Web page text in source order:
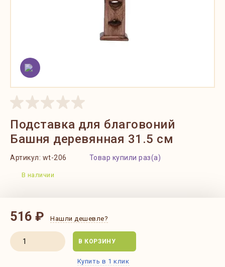
Подставка для благовоний
Башня деревянная 31.5 см
Артикул: wt-206 Товар купили раз(а)
В наличии
516 ₽ Нашли дешевле?
В КОРЗИНУ
Купить в 1 клик